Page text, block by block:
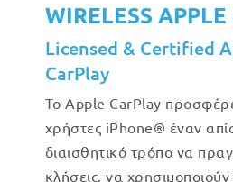
WIRELESS
Licensed & Certified
CarPlay
Το Apple CarPlay
χρήστες iPhone® έναν
διαισθητικό τρόπο να
κλήσεις, να